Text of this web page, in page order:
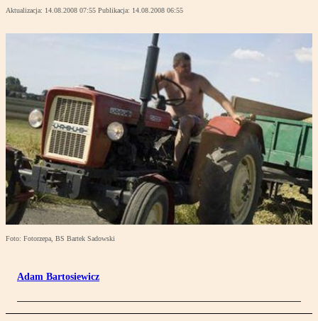
Aktualizacja: 14.08.2008 07:55 Publikacja: 14.08.2008 06:55
Foto: Fotorzepa, BS Bartek Sadowski
Adam Bartosiewicz